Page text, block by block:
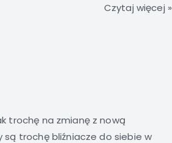
Czytaj więcej »
trochę na zmianę z nową
są trochę bliźniacze do siebie w